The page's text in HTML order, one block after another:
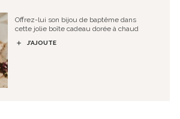
Offrez-lui son bijou de baptême dans
cette jolie boîte cadeau dorée à chaud
J’AJOUTE